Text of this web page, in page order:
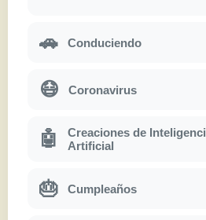
🚗 Conduciendo
😷 Coronavirus
🤖
Creaciones de
Artificial
🎂 Cumpleaños